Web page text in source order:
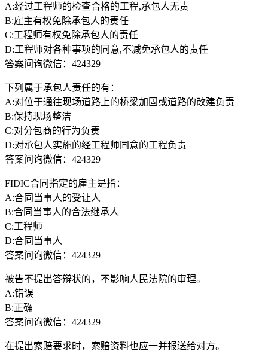
A:经过工程师的检查合格的工程,承包人无责
B:雇主有权免除承包人的责任
C:工程师有权免除承包人的责任
D:工程师对各种事项的同意,不减免承包人的责任
答案问询微信：424329
下列属于承包人责任的有：
A:对位于通往现场道路上的桥梁加固或道路的改建负责
B:保持现场整洁
C:对分包商的行为负责
D:对承包人实施的经工程师同意的工程负责
答案问询微信：424329
FIDIC合同指定的雇主是指：
A:合同当事人的受让人
B:合同当事人的合法继承人
C:工程师
D:合同当事人
答案问询微信：424329
被告不提出答辩状的，不影响人民法院的审理。
A:错误
B:正确
答案问询微信：424329
在提出索赔要求时，索赔资料也应一并报送给对方。